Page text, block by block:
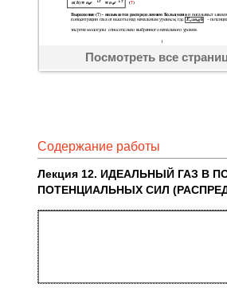
Посмотреть все
Содержание работы
Лекция 12. ИДЕАЛЬНЫЙ ГАЗ В
ПОТЕНЦИАЛЬНЫХ СИЛ